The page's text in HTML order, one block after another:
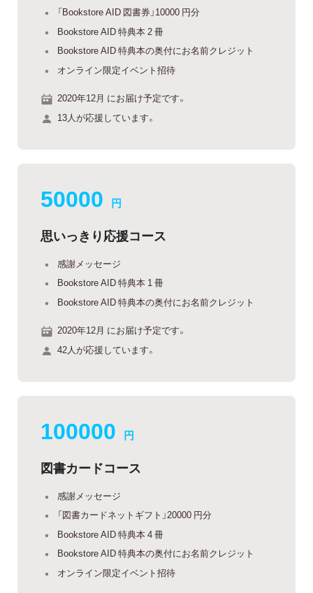
「Bookstore AID 図書券」10000 円分
Bookstore AID 特典本 2 冊
Bookstore AID 特典本の奥付にお名前クレジット
オンライン限定イベント招待
2020年12月 にお届け予定です。
13人が応援しています。
50000 円
思いっきり応援コース
感謝メッセージ
Bookstore AID 特典本 1 冊
Bookstore AID 特典本の奥付にお名前クレジット
2020年12月 にお届け予定です。
42人が応援しています。
100000 円
図書カードコース
感謝メッセージ
「図書カードネットギフト」20000 円分
Bookstore AID 特典本 4 冊
Bookstore AID 特典本の奥付にお名前クレジット
オンライン限定イベント招待